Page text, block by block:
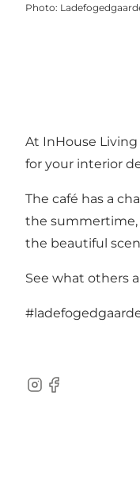
Photo:
At InHouse
for your interior
The café has a
the summertime,
the beautiful
See what others
Instagram
Facebook